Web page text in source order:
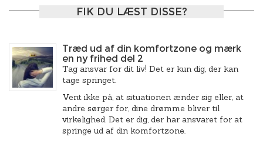
FIK DU LÆST DISSE?
Træd ud af din komfortzone og mærk
en ny frihed del 2
Tag ansvar for dit liv! Det er kun dig, der kan
tage springet.
Vent ikke på, at situationen ænder sig eller, at
andre sørger for, dine drømme bliver til
virkelighed. Det er dig, der har ansvaret for at
springe ud af din komfortzone.